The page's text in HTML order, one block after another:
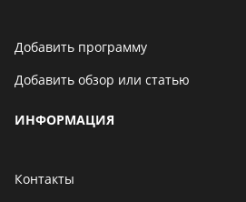
Добавить программу
Добавить обзор или статью
ИНФОРМАЦИЯ
Контакты